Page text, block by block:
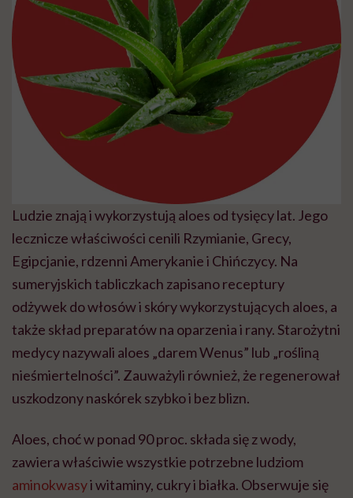
Ludzie znają i wykorzystują aloes od tysięcy lat. Jego
lecznicze właściwości cenili Rzymianie, Grecy,
Egipcjanie, rdzenni Amerykanie i Chińczycy. Na
sumeryjskich tabliczkach zapisano receptury
odżywek do włosów i skóry wykorzystujących aloes, a
także skład preparatów na oparzenia i rany. Starożytni
medycy nazywali aloes „darem Wenus” lub „rośliną
nieśmiertelności”. Zauważyli również, że regenerował
uszkodzony naskórek szybko i bez blizn.
Aloes, choć w ponad 90 proc. składa się z wody,
zawiera właściwie wszystkie potrzebne ludziom
aminokwasyi witaminy, cukry i białka. Obserwuje się